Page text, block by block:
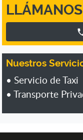
Nuestros
• Servicio de Taxi
• Transporte